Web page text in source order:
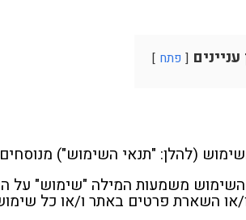
עניינים פתח
(להלן: "תנאי השימוש")
משמעות המילה "שימוש" על
או השארת פרטים באתר ו/או כל